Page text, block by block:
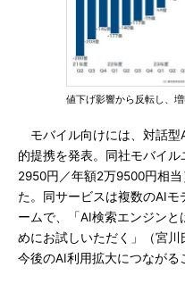
値下げ影響から反転し、
モバイル向けには、対話型
的提携を発表。同社モバイ
2950円／年額2万9500円相
た。同サービスは複数のAI
ームで、「AI検索エンジン
めにお試しいただく」（宮
今後のAI利用拡大につながる